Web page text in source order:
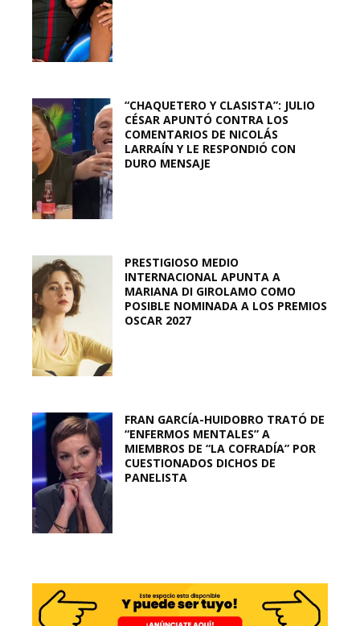
“CHAQUETERO Y CLASISTA”: JULIO
CÉSAR APUNTÓ CONTRA LOS
COMENTARIOS DE NICOLÁS
LARRAÍN Y LE RESPONDIÓ CON
DURO MENSAJE
PRESTIGIOSO MEDIO
INTERNACIONAL APUNTA A
MARIANA DI GIROLAMO COMO
POSIBLE NOMINADA A LOS PREMIOS
OSCAR 2027
FRAN GARCÍA-HUIDOBRO TRATÓ DE
“ENFERMOS MENTALES” A
MIEMBROS DE “LA COFRADÍA” POR
CUESTIONADOS DICHOS DE
PANELISTA